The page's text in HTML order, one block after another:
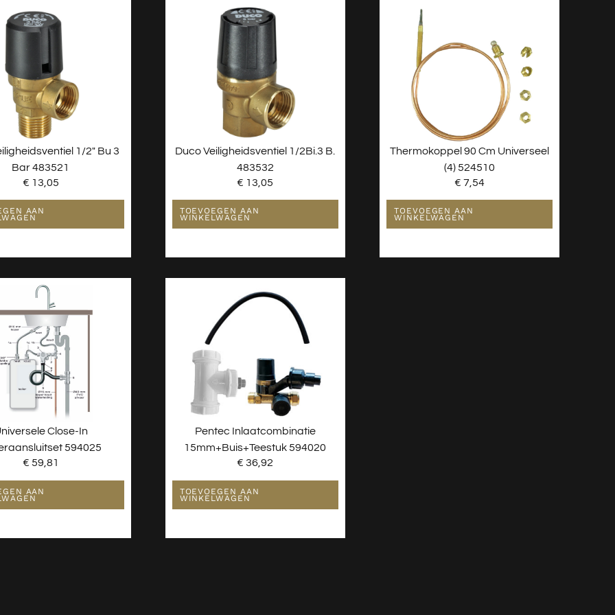
1/2″ Bu 3
Bar 483521
€ 13,05
AAN
Duco Veiligheidsventiel 1/2Bi.3 B.
483532
€ 13,05
TOEVOEGEN AAN
WINKELWAGEN
Thermokoppel 90 Cm Universeel
(4) 524510
€ 7,54
TOEVOEGEN AAN
WINKELWAGEN
Close-In
594025
€ 59,81
AAN
Pentec Inlaatcombinatie
15mm+buis+teestuk 594020
€ 36,92
TOEVOEGEN AAN
WINKELWAGEN